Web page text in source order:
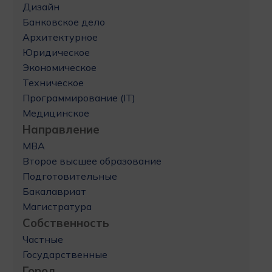
Дизайн
Банковское дело
Архитектурное
Юридическое
Экономическое
Техническое
Программирование (IT)
Медицинское
Направление
MBA
Второе высшее образование
Подготовительные
Бакалавриат
Магистратура
Собственность
Частные
Государственные